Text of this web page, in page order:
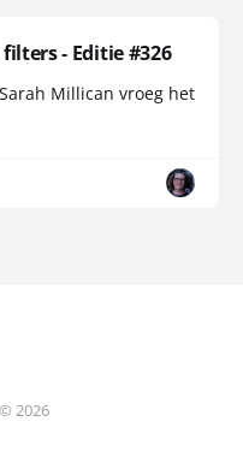
- Editie #326
Millican vroeg het
2026